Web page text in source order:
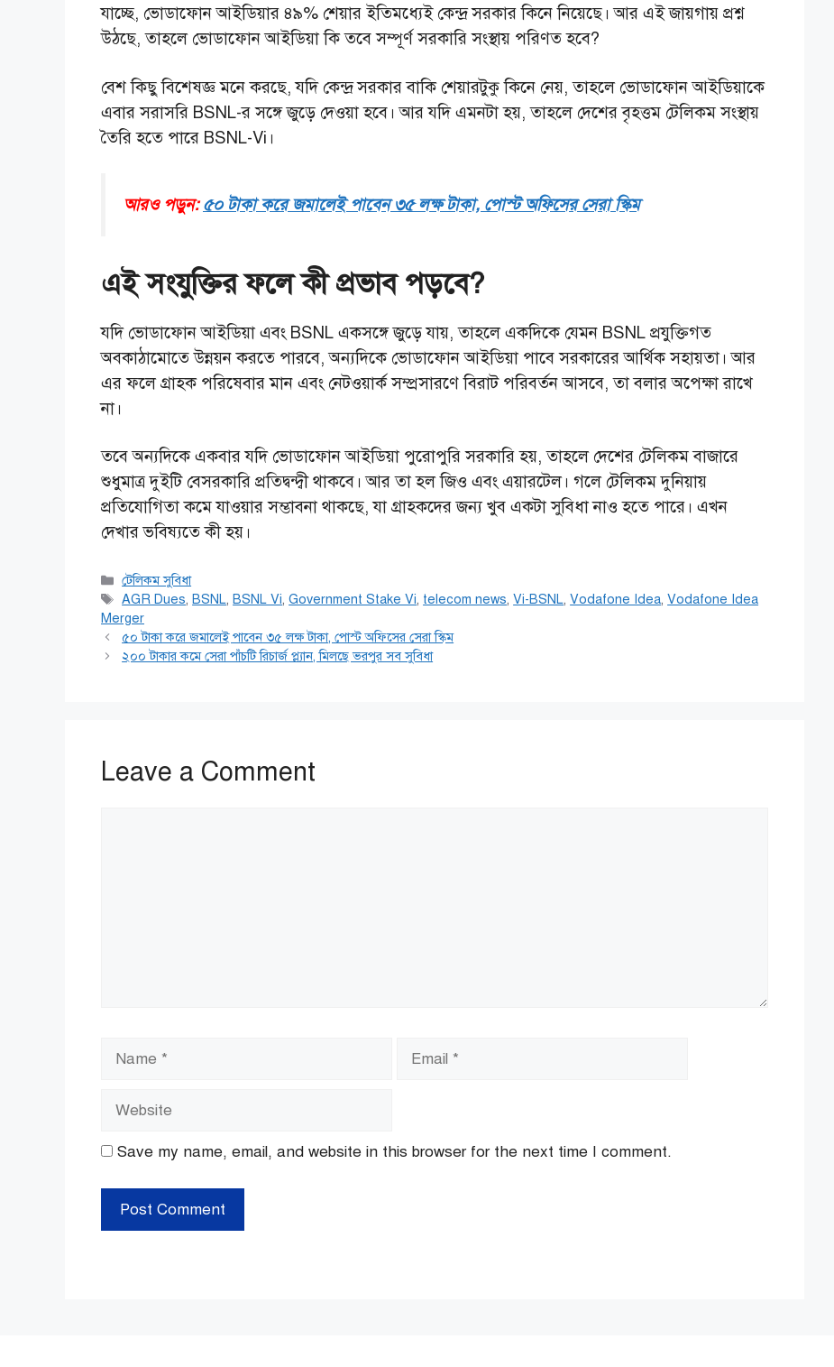
যাচ্ছে, ভোডাফোন আইডিয়ার ৪৯% শেয়ার ইতিমধ্যেই কেন্দ্র সরকার কিনে নিয়েছে। আর এই জায়গায় প্রশ্ন
উঠছে, তাহলে ভোডাফোন আইডিয়া কি তবে সম্পূর্ণ সরকারি সংস্থায় পরিণত হবে?
বেশ কিছু বিশেষজ্ঞ মনে করছে, যদি কেন্দ্র সরকার বাকি শেয়ারটুকু কিনে নেয়, তাহলে ভোডাফোন আইডিয়াকে
এবার সরাসরি BSNL-র সঙ্গে জুড়ে দেওয়া হবে। আর যদি এমনটা হয়, তাহলে দেশের বৃহত্তম টেলিকম সংস্থায়
তৈরি হতে পারে BSNL-Vi।
আরও পড়ুন:৫০ টাকা করে জমালেই পাবেন ৩৫ লক্ষ টাকা, পোস্ট অফিসের সেরা স্কিম
এই সংযুক্তির ফলে কী প্রভাব পড়বে?
যদি ভোডাফোন আইডিয়া এবং BSNL একসঙ্গে জুড়ে যায়, তাহলে একদিকে যেমন BSNL প্রযুক্তিগত
অবকাঠামোতে উন্নয়ন করতে পারবে, অন্যদিকে ভোডাফোন আইডিয়া পাবে সরকারের আর্থিক সহায়তা। আর
এর ফলে গ্রাহক পরিষেবার মান এবং নেটওয়ার্ক সম্প্রসারণে বিরাট পরিবর্তন আসবে, তা বলার অপেক্ষা রাখে
না।
তবে অন্যদিকে একবার যদি ভোডাফোন আইডিয়া পুরোপুরি সরকারি হয়, তাহলে দেশের টেলিকম বাজারে
শুধুমাত্র দুইটি বেসরকারি প্রতিদ্বন্দ্বী থাকবে। আর তা হল জিও এবং এয়ারটেল। গলে টেলিকম দুনিয়ায়
প্রতিযোগিতা কমে যাওয়ার সম্ভাবনা থাকছে, যা গ্রাহকদের জন্য খুব একটা সুবিধা নাও হতে পারে। এখন
দেখার ভবিষ্যতে কী হয়।
Categories
টেলিকম সুবিধা
Tags
AGR Dues,BSNL,BSNL Vi,Government Stake Vi, telecom news,Vi-BSNL,Vodafone Idea,Vodafone Idea
Merger
৫০ টাকা করে জমালেই পাবেন ৩৫ লক্ষ টাকা, পোস্ট অফিসের সেরা স্কিম
২০০ টাকার কমে সেরা পাঁচটি রিচার্জ প্ল্যান, মিলছে ভরপুর সব সুবিধা
Leave a Comment
Save my name, email, and website in this browser for the next time I comment.